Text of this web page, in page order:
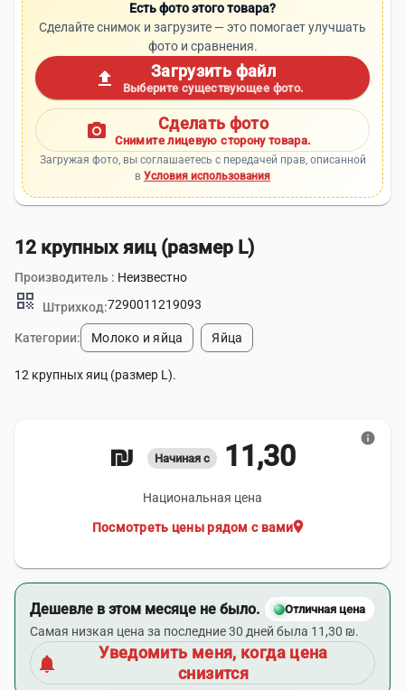
Есть фото этого товара?
Сделайте снимок и загрузите — это помогает улучшать
фото и сравнения.
upload Загрузить файл
Выберите существующее фото.
photo_camera Сделать фото
Снимите лицевую сторону товара.
Загружая фото, вы соглашаетесь с передачей прав, описанной
в Условия использования
12 крупных яиц (размер L)
Производитель : Неизвестно
qr_code Штрихкод:7290011219093
Категории: Молоко и яйца Яйца
12 крупных яиц (размер L).
Начиная с 11,30 ₪
Национальная цена
location_on
Посмотреть цены рядом с вами
info
Дешевле в этом месяце не было. Отличная цена
Самая низкая цена за последние 30 дней была 11,30 ₪.
notifications
Уведомить меня, когда цена
снизится